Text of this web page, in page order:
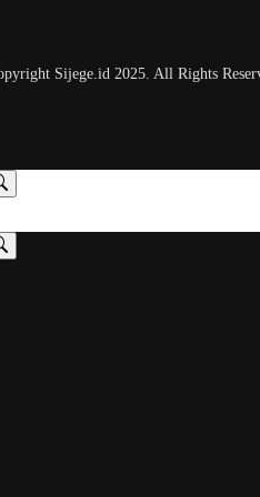
Sijege.id 2025. All Rights